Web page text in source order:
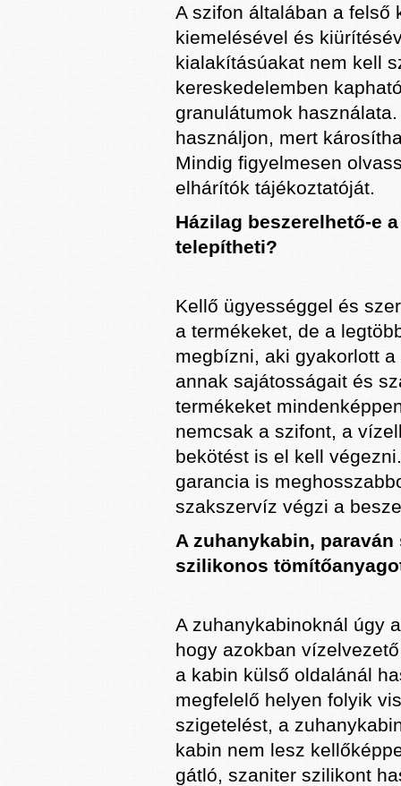
A szifon általában a felső
kiemelésével és
kialakításúakat nem kell
kereskedelemben
granulátumok
használjon, mert
Mindig figyelmesen
elhárítók tájékoztatóját.
Házilag beszerelhető-e
telepítheti?
Kellő ügyességgel és
a termékeket, de a
megbízni, aki gyakorlott
annak sajátosságait és
termékeket
nemcsak a szifont, a
bekötést is el kell
garancia is
szakszervíz végzi a
A zuhanykabin,
szilikonos
A zuhanykabinoknál úgy
hogy azokban
a kabin külső oldalánál
megfelelő helyen folyik
szigetelést, a
kabin nem lesz
gátló, szaniter szilikont